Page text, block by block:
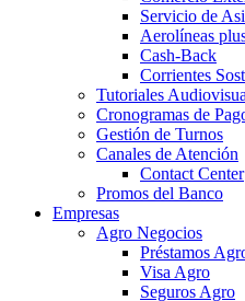
Servicio de
Aerolíneas
Cash-Back
Corrientes
Tutoriales
Cronogramas de
Gestión de Turnos
Canales de Atención
Contact Center
Promos del Banco
Empresas
Agro Negocios
Préstamos
Visa Agro
Seguros Agro